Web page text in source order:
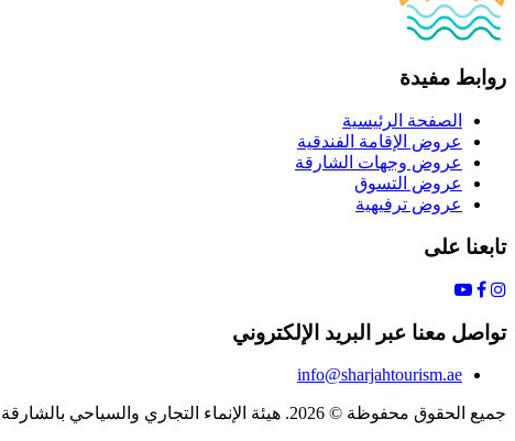
روابط مفيدة
الصفحة الرئيسية
عروض الإقامة الفندقية
عروض وجهات الشارقة
عروض التسوق
عروض ترفيهية
تابعنا على
تواصل معنا عبر البريد الإلكتروني
info@sharjahtourism.ae
جميع الحقوق محفوظة © 2026. هيئة الإنماء التجاري والسياحي بالشارقة.